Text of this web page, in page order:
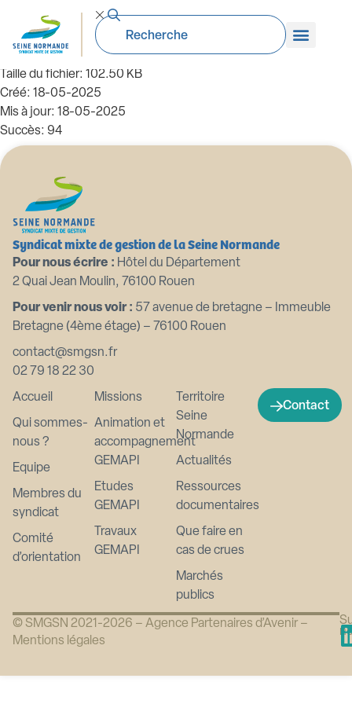
2021 10 07 Adoption convention MRN
portage EDD amont Rouen
Taille du fichier: 102.50 KB
Créé: 18-05-2025
Mis à jour: 18-05-2025
Succès: 94
Syndicat mixte de gestion de la Seine Normande
Pour nous écrire : Hôtel du Département
2 Quai Jean Moulin, 76100 Rouen
Pour venir nous voir : 57 avenue de bretagne – Immeuble
Bretagne (4ème étage) – 76100 Rouen
contact@smgsn.fr
02 79 18 22 30
Accueil
Qui sommes-
nous ?
Equipe
Membres du
syndicat
Comité
d’orientation
Missions
Animation et
accompagnement
GEMAPI
Etudes
GEMAPI
Travaux
GEMAPI
Territoire
Seine
Normande
Actualités
Ressources
documentaires
Que faire en
cas de crues
Marchés
publics
Contact
© SMGSN 2021-2026 – Agence Partenaires d’Avenir –
Mentions légales